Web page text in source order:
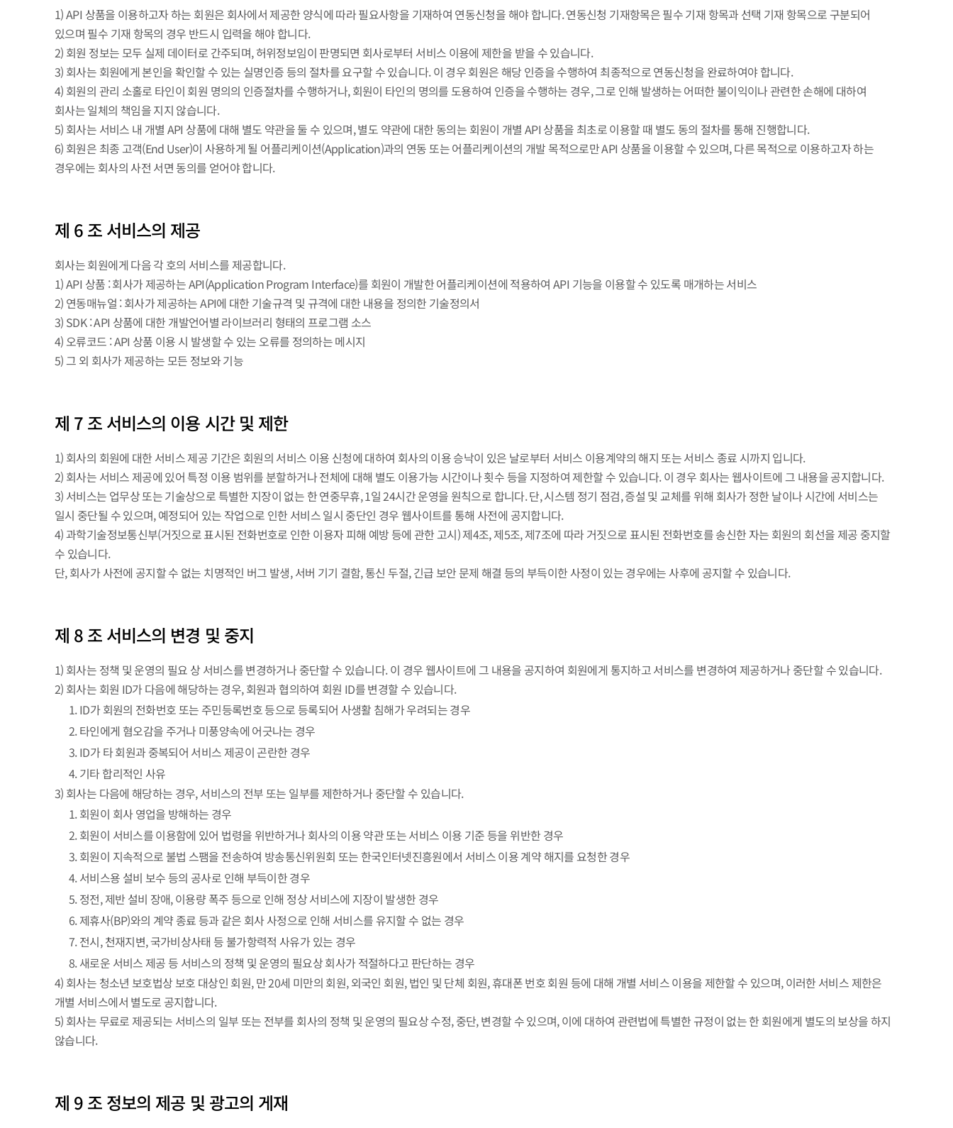
1) API 상품을 이용하고자 하는 회원은 회사에서 제공한 양식에 따라 필요사항을 기재하여 연동신청을 해야 합니다. 연동신청 기재항목은 필수 기재 항목과 선택 기재 항목으로 구분되어
있으며 필수 기재 항목의 경우 반드시 입력을 해야 합니다.
2) 회원 정보는 모두 실제 데이터로 간주되며, 허위정보임이 판명되면 회사로부터 서비스 이용에 제한을 받을 수 있습니다.
3) 회사는 회원에게 본인을 확인할 수 있는 실명인증 등의 절차를 요구할 수 있습니다. 이 경우 회원은 해당 인증을 수행하여 최종적으로 연동신청을 완료하여야 합니다.
4) 회원의 관리 소홀로 타인이 회원 명의의 인증절차를 수행하거나, 회원이 타인의 명의를 도용하여 인증을 수행하는 경우, 그로 인해 발생하는 어떠한 불이익이나 관련한 손해에 대하여
회사는 일체의 책임을 지지 않습니다.
5) 회사는 서비스 내 개별 API 상품에 대해 별도 약관을 둘 수 있으며, 별도 약관에 대한 동의는 회원이 개별 API 상품을 최초로 이용할 때 별도 동의 절차를 통해 진행합니다.
6) 회원은 최종 고객(End User)이 사용하게 될 어플리케이션(Application)과의 연동 또는 어플리케이션의 개발 목적으로만 API 상품을 이용할 수 있으며, 다른 목적으로 이용하고자 하는
경우에는 회사의 사전 서면 동의를 얻어야 합니다.
제 6 조 서비스의 제공
회사는 회원에게 다음 각 호의 서비스를 제공합니다.
1) API 상품 : 회사가 제공하는 API(Application Program Interface)를 회원이 개발한 어플리케이션에 적용하여 API 기능을 이용할 수 있도록 매개하는 서비스
2) 연동매뉴얼 : 회사가 제공하는 API에 대한 기술규격 및 규격에 대한 내용을 정의한 기술정의서
3) SDK : API 상품에 대한 개발언어별 라이브러리 형태의 프로그램 소스
4) 오류코드 : API 상품 이용 시 발생할 수 있는 오류를 정의하는 메시지
5) 그 외 회사가 제공하는 모든 정보와 기능
제 7 조 서비스의 이용 시간 및 제한
1) 회사의 회원에 대한 서비스 제공 기간은 회원의 서비스 이용 신청에 대하여 회사의 이용 승낙이 있은 날로부터 서비스 이용계약의 해지 또는 서비스 종료 시까지 입니다.
2) 회사는 서비스 제공에 있어 특정 이용 범위를 분할하거나 전체에 대해 별도 이용가능 시간이나 횟수 등을 지정하여 제한할 수 있습니다. 이 경우 회사는 웹사이트에 그 내용을 공지합니다.
3) 서비스는 업무상 또는 기술상으로 특별한 지장이 없는 한 연중무휴, 1일 24시간 운영을 원칙으로 합니다. 단, 시스템 정기 점검, 증설 및 교체를 위해 회사가 정한 날이나 시간에 서비스는
일시 중단될 수 있으며, 예정되어 있는 작업으로 인한 서비스 일시 중단인 경우 웹사이트를 통해 사전에 공지합니다.
4) 과학기술정보통신부(거짓으로 표시된 전화번호로 인한 이용자 피해 예방 등에 관한 고시) 제4조, 제5조, 제7조에 따라 거짓으로 표시된 전화번호를 송신한 자는 회원의 회선을 제공 중지할
수 있습니다.
단, 회사가 사전에 공지할 수 없는 치명적인 버그 발생, 서버 기기 결함, 통신 두절, 긴급 보안 문제 해결 등의 부득이한 사정이 있는 경우에는 사후에 공지할 수 있습니다.
제 8 조 서비스의 변경 및 중지
1) 회사는 정책 및 운영의 필요 상 서비스를 변경하거나 중단할 수 있습니다. 이 경우 웹사이트에 그 내용을 공지하여 회원에게 통지하고 서비스를 변경하여 제공하거나 중단할 수 있습니다.
2) 회사는 회원 ID가 다음에 해당하는 경우, 회원과 협의하여 회원 ID를 변경할 수 있습니다.
1. ID가 회원의 전화번호 또는 주민등록번호 등으로 등록되어 사생활 침해가 우려되는 경우
2. 타인에게 혐오감을 주거나 미풍양속에 어긋나는 경우
3. ID가 타 회원과 중복되어 서비스 제공이 곤란한 경우
4. 기타 합리적인 사유
3) 회사는 다음에 해당하는 경우, 서비스의 전부 또는 일부를 제한하거나 중단할 수 있습니다.
1. 회원이 회사 영업을 방해하는 경우
2. 회원이 서비스를 이용함에 있어 법령을 위반하거나 회사의 이용 약관 또는 서비스 이용 기준 등을 위반한 경우
3. 회원이 지속적으로 불법 스팸을 전송하여 방송통신위원회 또는 한국인터넷진흥원에서 서비스 이용 계약 해지를 요청한 경우
4. 서비스용 설비 보수 등의 공사로 인해 부득이한 경우
5. 정전, 제반 설비 장애, 이용량 폭주 등으로 인해 정상 서비스에 지장이 발생한 경우
6. 제휴사(BP)와의 계약 종료 등과 같은 회사 사정으로 인해 서비스를 유지할 수 없는 경우
7. 전시, 천재지변, 국가비상사태 등 불가항력적 사유가 있는 경우
8. 새로운 서비스 제공 등 서비스의 정책 및 운영의 필요상 회사가 적절하다고 판단하는 경우
4) 회사는 청소년 보호법상 보호 대상인 회원, 만 20세 미만의 회원, 외국인 회원, 법인 및 단체 회원, 휴대폰 번호 회원 등에 대해 개별 서비스 이용을 제한할 수 있으며, 이러한 서비스 제한은
개별 서비스에서 별도로 공지합니다.
5) 회사는 무료로 제공되는 서비스의 일부 또는 전부를 회사의 정책 및 운영의 필요상 수정, 중단, 변경할 수 있으며, 이에 대하여 관련법에 특별한 규정이 없는 한 회원에게 별도의 보상을 하지
않습니다.
제 9 조 정보의 제공 및 광고의 게재